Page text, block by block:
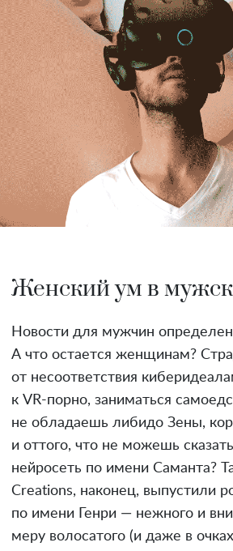
Женский ум в
Новости для мужчин
А что остается женщинам?
от несоответствия
к VR-порно, заниматься
не обладаешь либидо Зены,
и оттого, что не можешь
нейросеть по имени Саманта?
Creations, наконец, выпустили
по имени Генри — нежного и
меру волосатого (и даже в